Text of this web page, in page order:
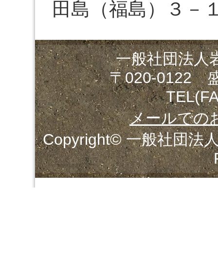
田島（福島）３－
一般社団法人
〒020-0122
メールでの
Copyright© 一般社団法